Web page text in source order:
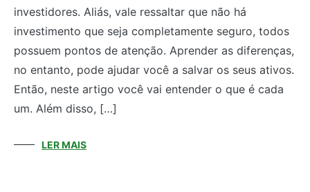
investidores. Aliás, vale ressaltar que não há
investimento que seja completamente seguro, todos
possuem pontos de atenção. Aprender as diferenças,
no entanto, pode ajudar você a salvar os seus ativos.
Então, neste artigo você vai entender o que é cada
um. Além disso, […]
LER MAIS